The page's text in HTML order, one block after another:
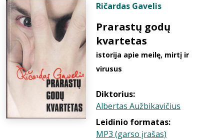
Ričardas Gavelis
Prarastų godų
kvartetas
istorija apie meilę, mirtį ir
virusus
Diktorius:
Albertas Aužbikavičius
Leidinio formatas:
MP3 (garso įrašas)